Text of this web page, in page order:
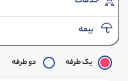
بیمه
یک طرفه دو طرفه